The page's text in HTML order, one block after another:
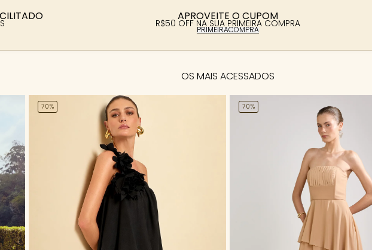
APROVEITE O CUPOM
R$50 OFF NA SUA PRIMEIRA COMPRA
PRIMEIRACOMPRA
OS MAIS ACESSADOS
70% 70%